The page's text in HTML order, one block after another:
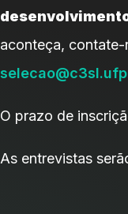
aconteça, contate-
O prazo de
As entrevistas